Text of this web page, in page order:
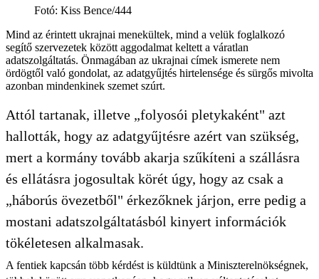
Fotó: Kiss Bence/444
Mind az érintett ukrajnai menekültek, mind a velük foglalkozó
segítő szervezetek között aggodalmat keltett a váratlan
adatszolgáltatás. Önmagában az ukrajnai címek ismerete nem
ördögtől való gondolat, az adatgyűjtés hirtelensége és sürgős mivolta
azonban mindenkinek szemet szúrt.
Attól tartanak, illetve „folyosói pletykaként" azt
hallották, hogy az adatgyűjtésre azért van szükség,
mert a kormány tovább akarja szűkíteni a szállásra
és ellátásra jogosultak körét úgy, hogy az csak a
„háborús övezetből" érkezőknek járjon, erre pedig a
mostani adatszolgáltatásból kinyert információk
tökéletesen alkalmasak.
A fentiek kapcsán több kérdést is küldtünk a Miniszterelnökségnek,